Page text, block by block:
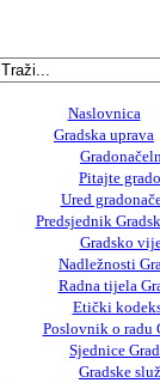
Naslovnica
Gradska uprava
Pitajte
Ured
Predsjednik
Gradsko
Nadležnosti
Radna tijela
Etički
Poslovnik o radu
Sjednice
Gradske